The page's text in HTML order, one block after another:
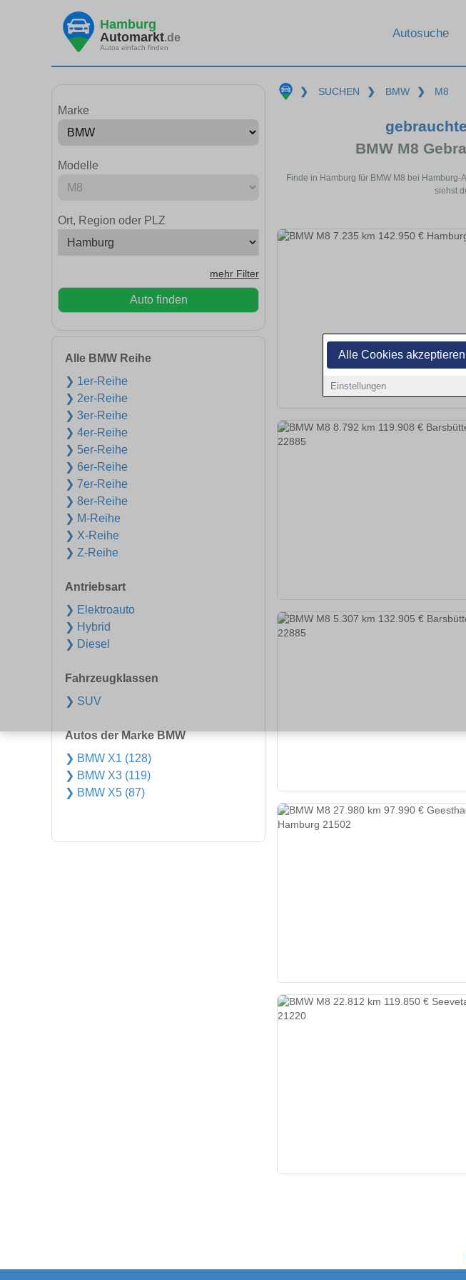
Alle Cookies akzeptieren
Einstellungen
Hamburg
Automarkt.de
Autos einfach finden
Autosuche
Marke
Modelle
Ort, Region oder PLZ
mehr Filter
Auto finden
Alle BMW Reihe
❯ 1er-Reihe
❯ 2er-Reihe
❯ 3er-Reihe
❯ 4er-Reihe
❯ 5er-Reihe
❯ 6er-Reihe
❯ 7er-Reihe
❯ 8er-Reihe
❯ M-Reihe
❯ X-Reihe
❯ Z-Reihe
Antriebsart
❯ Elektroauto
❯ Hybrid
❯ Diesel
Fahrzeugklassen
❯ SUV
Autos der Marke BMW
❯ BMW X1 (128)
❯ BMW X3 (119)
❯ BMW X5 (87)
❯ SUCHEN ❯ BMW ❯ M8
BMW M8
Finde in Hamburg für BMW M8 bei
siehst